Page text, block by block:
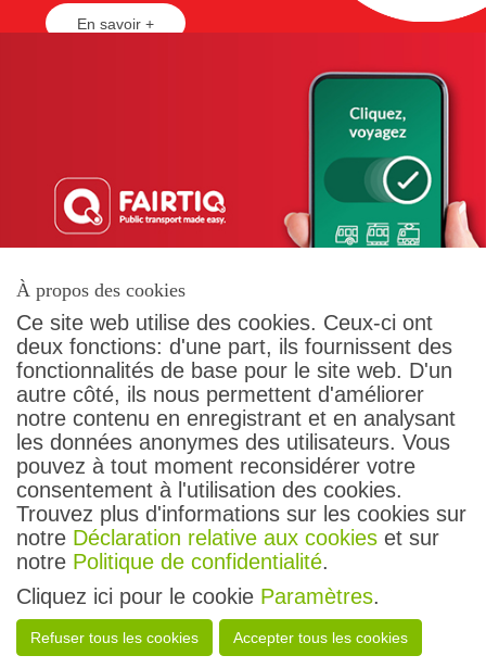
En savoir +
Contact
Conditions générales
Protection des données
Droit des passagers
Impressum
Suivez-nous
Tous droits réservés
transN - 2026
À propos des cookies
Ce site web utilise des cookies. Ceux-ci ont
deux fonctions: d'une part, ils fournissent des
fonctionnalités de base pour le site web. D'un
autre côté, ils nous permettent d'améliorer
notre contenu en enregistrant et en analysant
les données anonymes des utilisateurs. Vous
pouvez à tout moment reconsidérer votre
consentement à l'utilisation des cookies.
Trouvez plus d'informations sur les cookies sur
notre Déclaration relative aux cookies et sur
notre Politique de confidentialité.
Cliquez ici pour le cookie Paramètres.
Refuser tous les cookies Accepter tous les cookies